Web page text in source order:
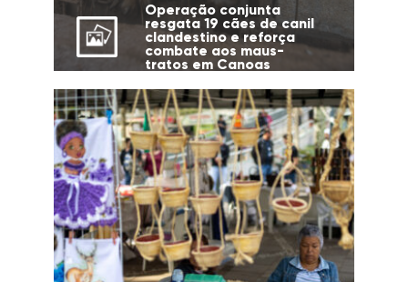
Operação conjunta
resgata 19 cães de canil
clandestino e reforça
combate aos maus-
tratos em Canoas